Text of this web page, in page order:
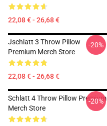
22,08 € - 26,68 €
Jschlatt 3 Throw Pillow
Premium Merch Store
22,08 € - 26,68 €
-20%
Schlatt 4 Throw Pillow Premium
Merch Store
-20%